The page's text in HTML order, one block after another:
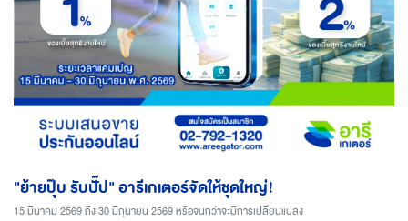
"ย้ายปุ๊บ รับปั๊ป" อารีเกเตอร์จัดให้ชุดใหญ่!
15 มีนาคม 2569 ถึง 30 มิถุนายน 2569 หรือจนกว่าจะมีการเปลี่ยนแปลง